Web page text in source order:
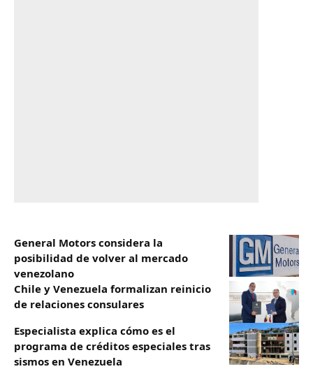
General Motors considera la
posibilidad de volver al mercado
venezolano
Chile y Venezuela formalizan reinicio
de relaciones consulares
Especialista explica cómo es el
programa de créditos especiales tras
sismos en Venezuela